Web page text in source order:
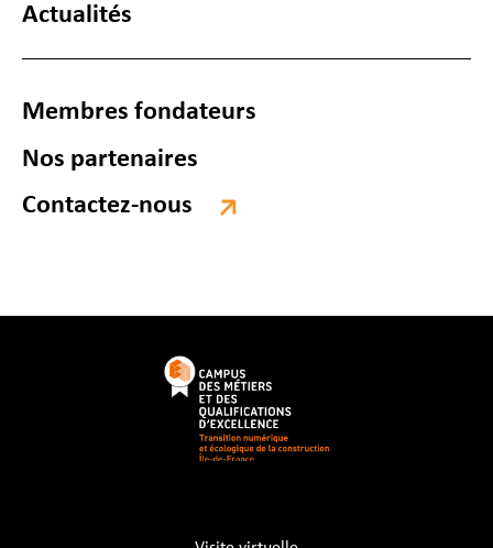
Actualités
Membres fondateurs
Nos partenaires
Contactez-nous